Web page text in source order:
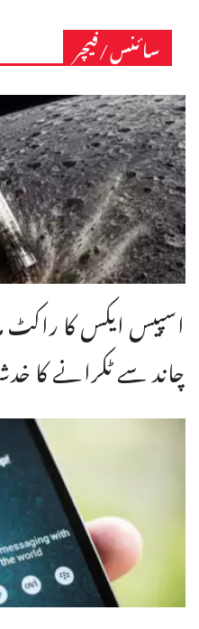
سائنس/فیچر
اسپیس ایکس کا
چاند سے ٹکرانے کا